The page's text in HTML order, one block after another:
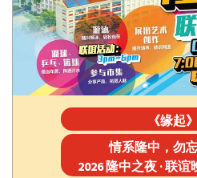
《缘起》
情系隆中，勿
2026 隆中之夜 · 联